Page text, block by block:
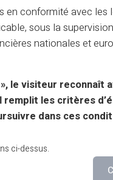
en conformité avec les
sous la
nationales et
le visiteur reconnaît
remplit les critères
dans ces
ci-dessus.